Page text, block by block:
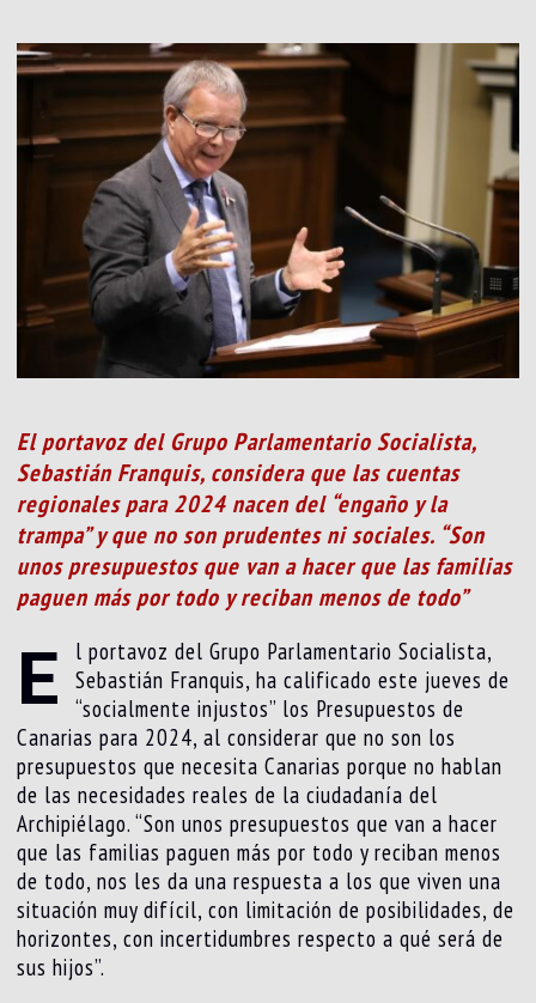
El portavoz del Grupo Parlamentario Socialista,
Sebastián Franquis, considera que las cuentas
regionales para 2024 nacen del “engaño y la
trampa” y que no son prudentes ni sociales. “Son
unos presupuestos que van a hacer que las familias
paguen más por todo y reciban menos de todo”
E
l portavoz del Grupo Parlamentario Socialista,
Sebastián Franquis, ha calificado este jueves de
“socialmente injustos” los Presupuestos de
Canarias para 2024, al considerar que no son los
presupuestos que necesita Canarias porque no hablan
de las necesidades reales de la ciudadanía del
Archipiélago. “Son unos presupuestos que van a hacer
que las familias paguen más por todo y reciban menos
de todo, nos les da una respuesta a los que viven una
situación muy difícil, con limitación de posibilidades, de
horizontes, con incertidumbres respecto a qué será de
sus hijos”.